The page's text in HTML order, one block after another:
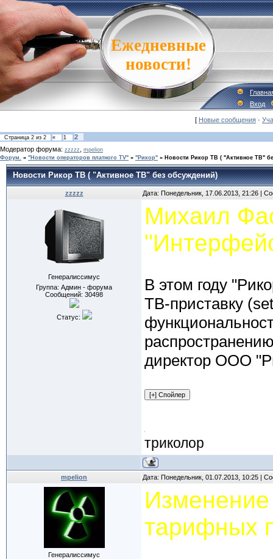
Ежедневные
новости!
Вход
[ Новые сообщения ·
Страница 2 из 2 « 1
2
Модератор форума: zzzzz
mpelion
Форум. » "Новости операторов платного TV" » "Рикор" » Новости Рикор ТВ ( "Активное ТВ"
Новости Рикор ТВ ( "Активное ТВ" без обсуждений)
zzzzz Дата: Понедельник, 17.06.2013, 21:26 |
Генералиссимус
Группа: Админ - форума
Сообщений: 30498
Статус:
Михаил
В этом году
ТВ-приставку
директор ООО
триколор
mpelion Дата: Понедельник, 01.07.2013, 10:25 |
Генералиссимус
Изменение
тарифных